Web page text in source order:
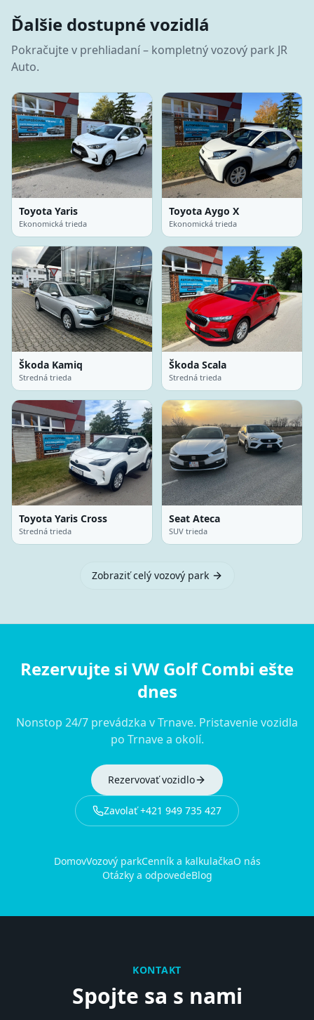
Ďalšie dostupné vozidlá
Pokračujte v prehliadaní – kompletný vozový park JR
Auto.
Toyota Yaris
Ekonomická trieda
Toyota Aygo X
Ekonomická trieda
Škoda Kamiq
Stredná trieda
Škoda Scala
Stredná trieda
Toyota Yaris Cross
Stredná trieda
Seat Ateca
SUV trieda
Zobraziť celý vozový park
Rezervujte si VW Golf Combi ešte
dnes
Nonstop 24/7 prevádzka v Trnave. Pristavenie vozidla
po Trnave a okolí.
Rezervovať vozidlo
Zavolať+421 949 735 427
DomovVozový parkCenník a kalkulačkaO nás
Otázky a odpovedeBlog
KONTAKT
Spojte sa s nami